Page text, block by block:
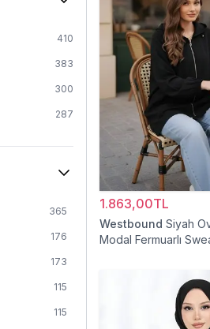
410
383
300
287
365
176
173
115
115
1.863,00TL
Westbound Siyah
Modal Fermuarlı